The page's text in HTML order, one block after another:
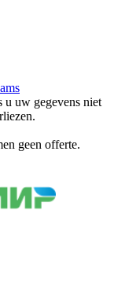
uw gegevens niet
geen offerte.